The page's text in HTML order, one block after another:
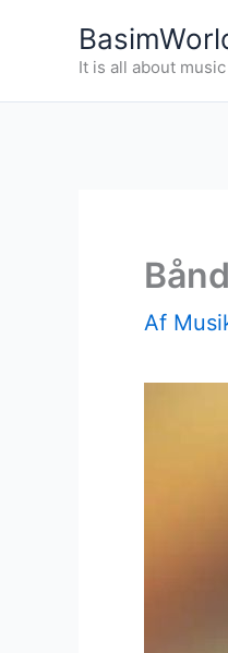
It is all about music
Af